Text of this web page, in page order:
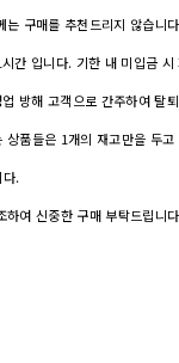
는 구매를 추천드리지 않습니
간 입니다. 기한 내 미입금
방해 고객으로 간주하여 탈
상품들은 1개의 재고만을 두
.
하여 신중한 구매 부탁드립니